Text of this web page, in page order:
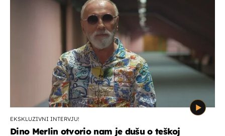
EKSKLUZIVNI INTERVJU!
Dino Merlin otvorio nam je dušu o teškoj